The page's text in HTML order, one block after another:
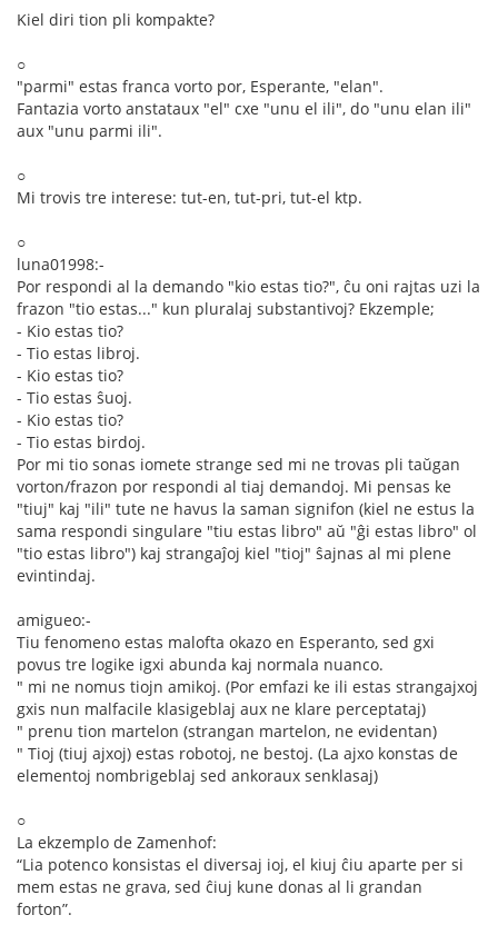
Kiel diri tion pli kompakte?
○
"parmi" estas franca vorto por, Esperante, "elan".
Fantazia vorto anstataux "el" cxe "unu el ili", do "unu elan ili"
aux "unu parmi ili".
○
Mi trovis tre interese: tut-en, tut-pri, tut-el ktp.
○
luna01998:-
Por respondi al la demando "kio estas tio?", ĉu oni rajtas uzi la
frazon "tio estas..." kun pluralaj substantivoj? Ekzemple;
- Kio estas tio?
- Tio estas libroj.
- Kio estas tio?
- Tio estas ŝuoj.
- Kio estas tio?
- Tio estas birdoj.
Por mi tio sonas iomete strange sed mi ne trovas pli taŭgan
vorton/frazon por respondi al tiaj demandoj. Mi pensas ke
"tiuj" kaj "ili" tute ne havus la saman signifon (kiel ne estus la
sama respondi singulare "tiu estas libro" aŭ "ĝi estas libro" ol
"tio estas libro") kaj strangaĵoj kiel "tioj" ŝajnas al mi plene
evintindaj.
amigueo:-
Tiu fenomeno estas malofta okazo en Esperanto, sed gxi
povus tre logike igxi abunda kaj normala nuanco.
" mi ne nomus tiojn amikoj. (Por emfazi ke ili estas strangajxoj
gxis nun malfacile klasigeblaj aux ne klare perceptataj)
" prenu tion martelon (strangan martelon, ne evidentan)
" Tioj (tiuj ajxoj) estas robotoj, ne bestoj. (La ajxo konstas de
elementoj nombrigeblaj sed ankoraux senklasaj)
○
La ekzemplo de Zamenhof:
“Lia potenco konsistas el diversaj ioj, el kiuj ĉiu aparte per si
mem estas ne grava, sed ĉiuj kune donas al li grandan
forton”.